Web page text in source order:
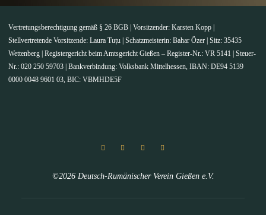
Vertretungsberechtigung gemäß § 26 BGB | Vorsitzender: Karsten Kopp |
Stellvertretende Vorsitzende: Laura Tuțu | Schatzmeisterin: Bahar Özer | Sitz: 35435
Wettenberg | Registergericht beim Amtsgericht Gießen – Register-Nr.: VR 5141 | Steuer-
Nr.: 020 250 59703 | Bankverbindung: Volksbank Mittelhessen, IBAN: DE94 5139
0000 0048 9601 03, BIC: VBMHDE5F
©2026 Deutsch-Rumänischer Verein Gießen e.V.